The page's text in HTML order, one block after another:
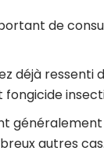
de
déjà
fongicide
autres cas.